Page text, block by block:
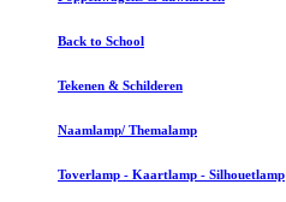
Back to School
Tekenen & Schilderen
Naamlamp/ Themalamp
Toverlamp - Kaartlamp - Silhouetlamp